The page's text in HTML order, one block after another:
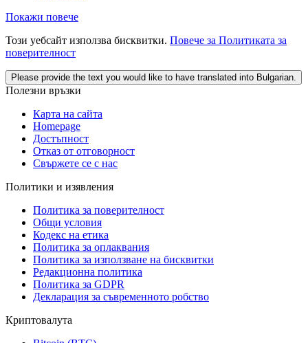
Покажи повече
Този уебсайт използва бисквитки. Повече за Политиката за
поверителност
Please provide the text you would like to have translated into Bulgarian.
Полезни връзки
Карта на сайта
Homepage
Достъпност
Отказ от отговорност
Свържете се с нас
Политики и изявления
Политика за поверителност
Общи условия
Кодекс на етика
Политика за оплаквания
Политика за използване на бисквитки
Редакционна политика
Политика за GDPR
Декларация за съвременното робство
Криптовалута